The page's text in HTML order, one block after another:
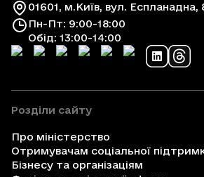
01601, м.Київ, вул. Еспланадна,
Пн-Пт: 9:00-18:00
Обід: 13:00-14:00
Розділи сайту
Про міністерство
Отримувачам соціальної
Бізнесу та організаціям